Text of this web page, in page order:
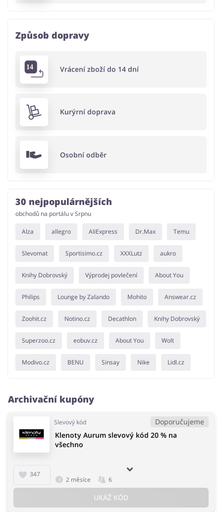
Způsob dopravy
Vrácení zboží do 14 dní
Kurýrní doprava
Osobní odběr
30 nejpopulárnějších
obchodů na portálu v Srpnu
Alza allegro AliExpress Dr.Max Temu
Slevomat Sportisimo.cz XXXLutz aukro
Knihy Dobrovský Výprodej povlečení About You
Philips Lounge by Zalando Mohito Answear.cz
Zoohit.cz Notino.cz Decathlon Knihy Dobrovský
Superzoo.cz eobuv.cz About You Wolt
Modivo.cz BENU Sinsay Nike Lidl.cz
Archivační kupóny
Slevový kód Doporučujeme
347
Klenoty Aurum slevový kód 20 % na
všechno
2 měsíce 6
UKÁŽ KÓD